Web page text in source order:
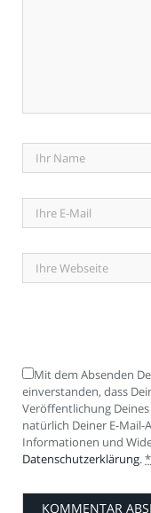
Mit dem Absenden
einverstanden, dass
Veröffentlichung
natürlich Deiner E-Mail-
Informationen und
Datenschutzerklärung.*